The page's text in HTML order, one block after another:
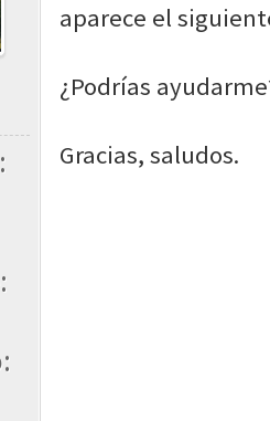
aparece el
¿Podrías
Gracias, saludos.